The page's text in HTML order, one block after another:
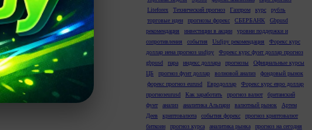
Liteforex
Технический прогноз Газпром курс
рубль
торговые идеи
прогнозы форекс СБЕРБАНК
Gbpusd
рекомендация
инвестиции в акции
уровни поддержки и
сопротивления
события Usdjpy рекомендация
Форекс курс
доллар иена прогноз usdjpy
Форекс курс фунт доллар прогноз
gbpusd
пара индекс доллара прогнозы
Официальные курсы
ЦБ
прогноз фунт доллар волновой анализ
фондовый рынок
форекс прогноз eurusd
Евродоллар
Форекс курс евро доллар
прогнозeurusd
Как заработать прогноз валют
британский
фунт
анализ аналитика Альпари валютный рынок
Артем
Деев
криптовалюта события форекс
прогноз криптовалют
биткоин
прогноз курса аналитика рынка
прогноз на сегодня